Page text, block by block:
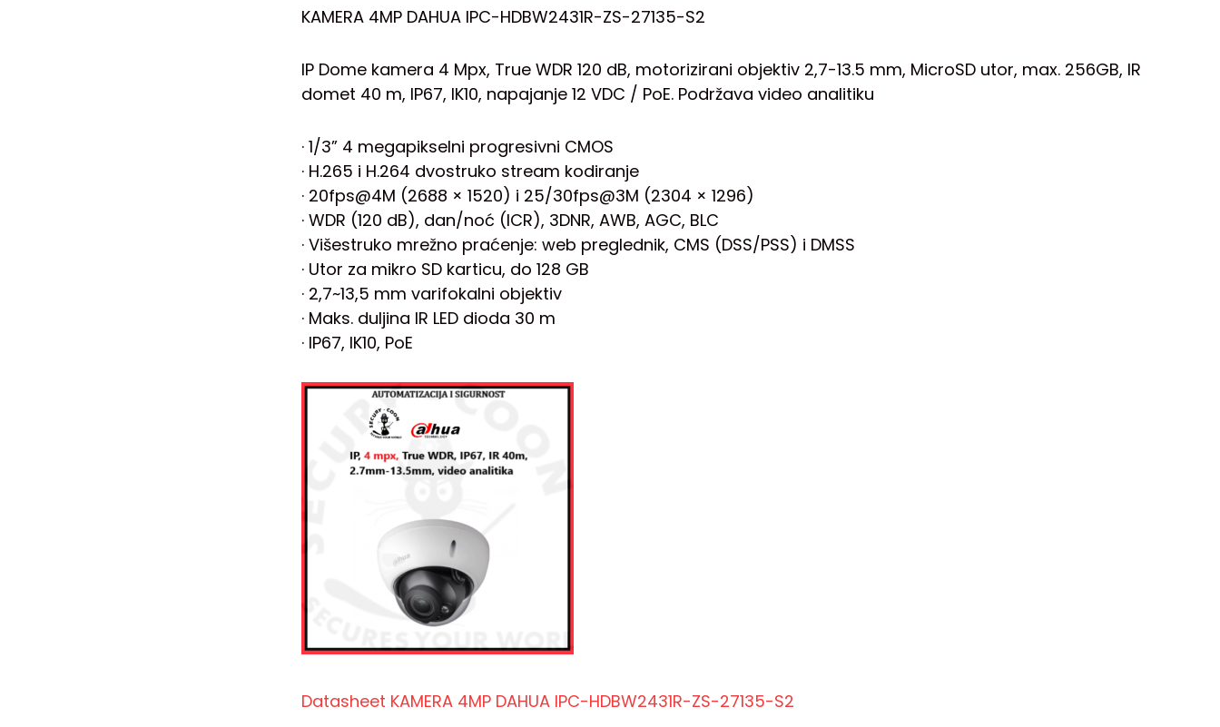
KAMERA 4MP DAHUA IPC-HDBW2431R-ZS-27135-S2
IP Dome kamera 4 Mpx, True WDR 120 dB, motorizirani objektiv 2,7-13.5 mm, MicroSD utor, max. 256GB, IR
domet 40 m, IP67, IK10, napajanje 12 VDC / PoE. Podržava video analitiku
· 1/3” 4 megapikselni progresivni CMOS
· H.265 i H.264 dvostruko stream kodiranje
· 20fps@4M (2688 × 1520) i 25/30fps@3M (2304 × 1296)
· WDR (120 dB), dan/noć (ICR), 3DNR, AWB, AGC, BLC
· Višestruko mrežno praćenje: web preglednik, CMS (DSS/PSS) i DMSS
· Utor za mikro SD karticu, do 128 GB
· 2,7~13,5 mm varifokalni objektiv
· Maks. duljina IR LED dioda 30 m
· IP67, IK10, PoE
Datasheet KAMERA 4MP DAHUA IPC-HDBW2431R-ZS-27135-S2